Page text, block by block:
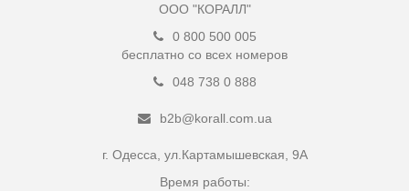
ООО "КОРАЛЛ"
0 800 500 005
бесплатно со всех номеров
048 738 0 888
b2b@korall.com.ua
г. Одесса, ул.Картамышевская, 9А
Время работы: